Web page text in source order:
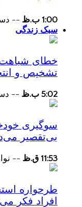
1:00 ب.ظ --
سبک زندگی
خطای شباهت
تشخیص و
5:02 ب.ظ --
سوگیری
بی‌تقصیر
11:53 ق.ظ -- نوامبر
طرحواره
افراد فکر